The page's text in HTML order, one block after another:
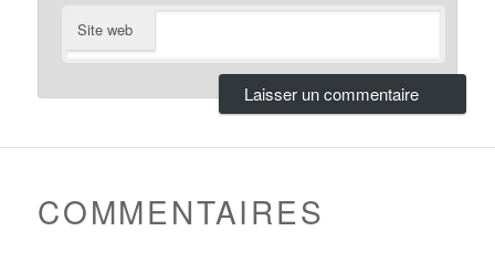
Site web
COMMENTAIRES